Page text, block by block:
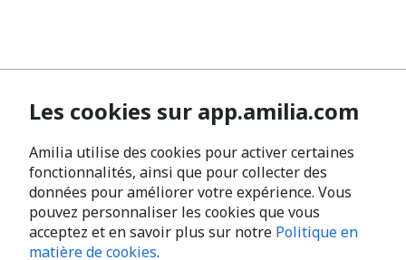
Les cookies sur app.amilia.com
Amilia utilise des cookies pour activer certaines
fonctionnalités, ainsi que pour collecter des
données pour améliorer votre expérience. Vous
pouvez personnaliser les cookies que vous
acceptez et en savoir plus sur notre Politique en
matière de cookies.